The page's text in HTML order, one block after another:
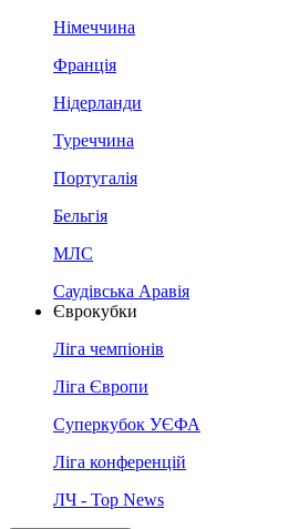
Німеччина
Франція
Нідерланди
Туреччина
Португалія
Бельгія
МЛС
Саудівська Аравія
Єврокубки
Ліга чемпіонів
Ліга Європи
Суперкубок УЄФА
Ліга конференцій
ЛЧ - Top News